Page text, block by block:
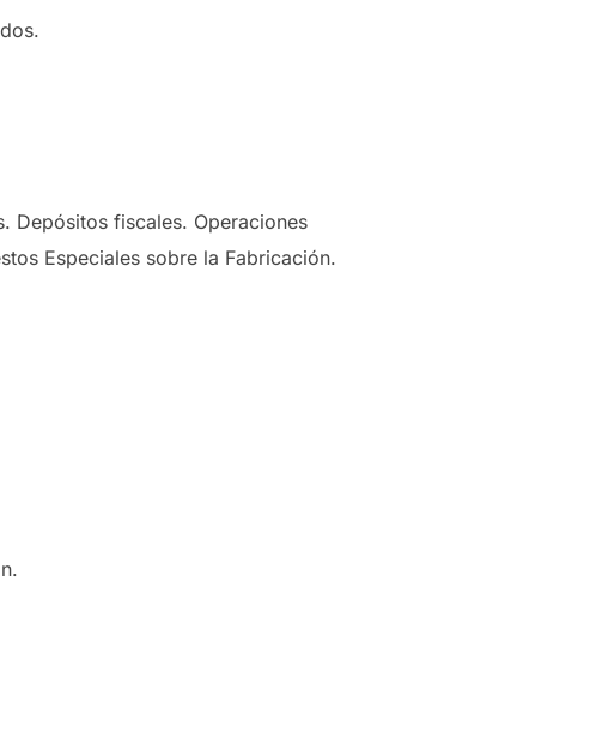
Depósitos fiscales. Operaciones
Especiales sobre la Fabricación.